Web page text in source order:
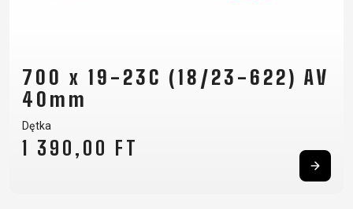
700 x 19-23C (18/23-622) AV
40mm
Dętka
1 390,00 FT